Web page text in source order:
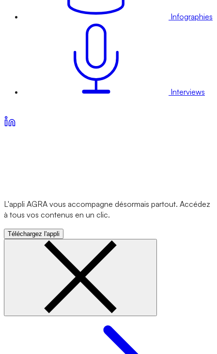
Infographies
Interviews
L'appli AGRA vous accompagne désormais partout. Accédez
à tous vos contenus en un clic.
Téléchargez l'appli